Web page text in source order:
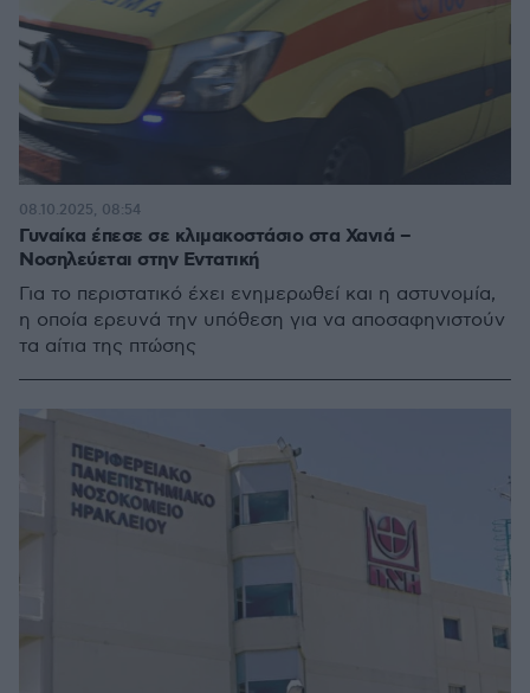
Γυναίκα έπεσε σε κλιμακοστάσιο στα Χανιά –
Νοσηλεύεται στην Εντατική
Για το περιστατικό έχει ενημερωθεί και η αστυνομία,
η οποία ερευνά την υπόθεση για να αποσαφηνιστούν
τα αίτια της πτώσης
08.10.2025, 08:54